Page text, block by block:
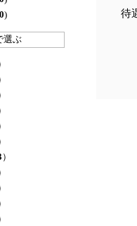
0)
選ぶ
）
待